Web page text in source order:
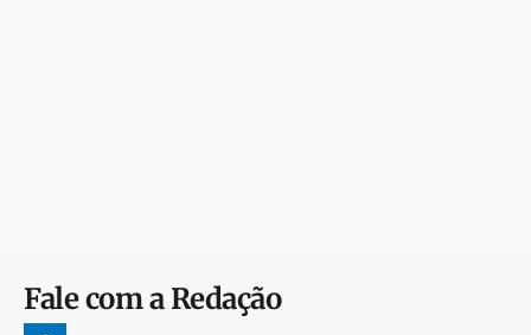
Fale com a Redação